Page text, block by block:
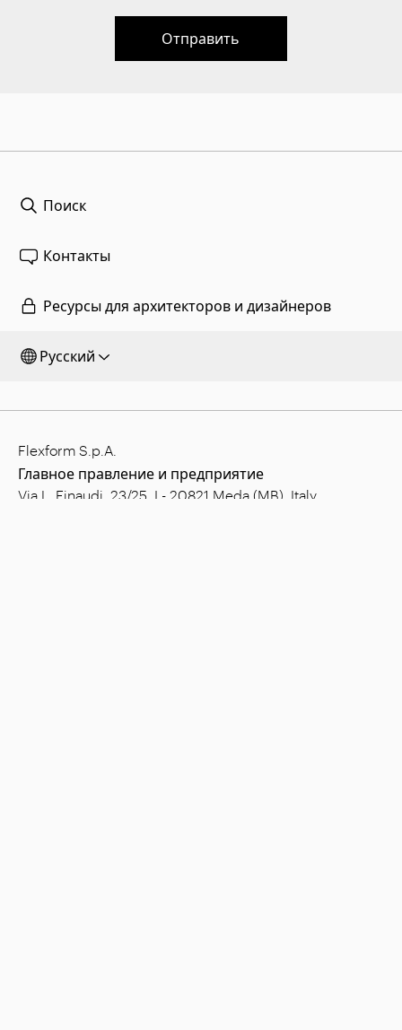
Отправить
Поиск
Контакты
Ресурсы для архитекторов и дизайнеров
Русский
Flexform S.p.A.
Главное правление и предприятие
Via L. Einaudi, 23/25, I - 20821 Meda (MB), Italy